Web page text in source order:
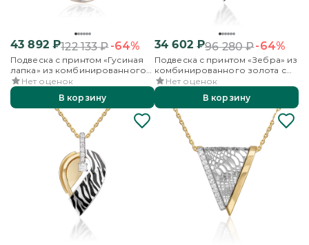
43 892₽122 133₽-64%
Подвеска с принтом «Гусиная
лапка» из комбинированного
золота с фианитами и эмалью
Нет оценок
В корзину
34 602₽96 280₽-64%
Подвеска с принтом «Зебра» из
комбинированного золота с
фианитами и эмалью
Нет оценок
В корзину